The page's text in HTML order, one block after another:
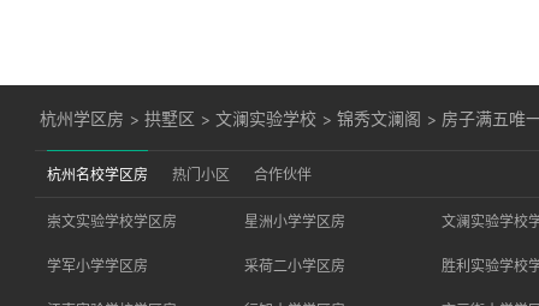
杭州学区房 >拱墅区 >文澜实验学校 >锦秀文澜阁 > 房子满五唯
杭州名校学区房 热门小区 合作伙伴
崇文实验学校学区房 星洲小学学区房 文澜实验学校
学军小学学区房 采荷二小学区房 胜利实验学校